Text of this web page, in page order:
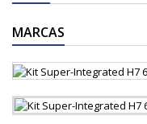
MARCAS